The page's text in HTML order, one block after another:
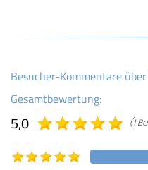
Besucher-Kommentare
Gesamtbewertung:
5,0 (1